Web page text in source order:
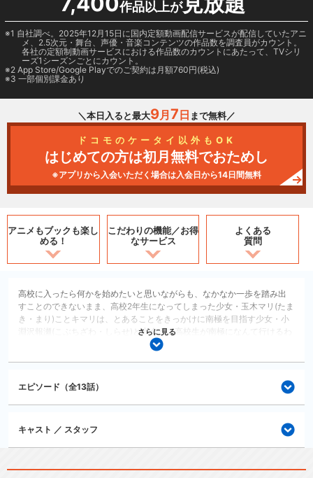
作品以上が
1 自社調べ。2025年12月15日に国内定額動画配信サービスが配信していたアニ
メ、2.5次元・舞台、声優・音楽コンテンツの作品数を調査員がカウント。
各社の定額制動画サービスにおける作品数のカウントにあたって、TVシリ
ーズ1シーズンごとにカウント。
2 App Store/Google Playでのご契約は月額760円(税込)
3 一部個別課金あり
＼本日入ると最大9月 7 日 まで無料／
ドコモのケータイ以外もOK
はじめての方は初月無料でおためし
※アプリから入会いただく場合は入会日から14日間無料
アニメもブックも楽し
める！
こだわりの機能／お得
なサービス
よくある
質問
高校に入ったら何かを始めたいと思いながらも、なかなか一歩を踏み出
すことのできないまま、高校2年生になってしまった少女・玉木マリ(たま
き・まり)ことキマリは、とあることをきっかけに南極を目指す少女・小
淵沢報瀬(こぶちざわ・しらせ)と出会う。高校生が南極になんて行けるわ
けがないと言われても、絶対にあきらめようとしない報瀬の姿に心を動
さらに見る
閉じる
エピソード（全13話）
キャスト ／ スタッフ